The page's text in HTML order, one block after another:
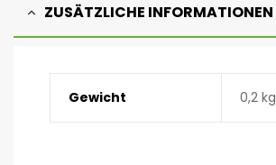
ZUSÄTZLICHE INFORMATIONEN
Gewicht 0,2 kg